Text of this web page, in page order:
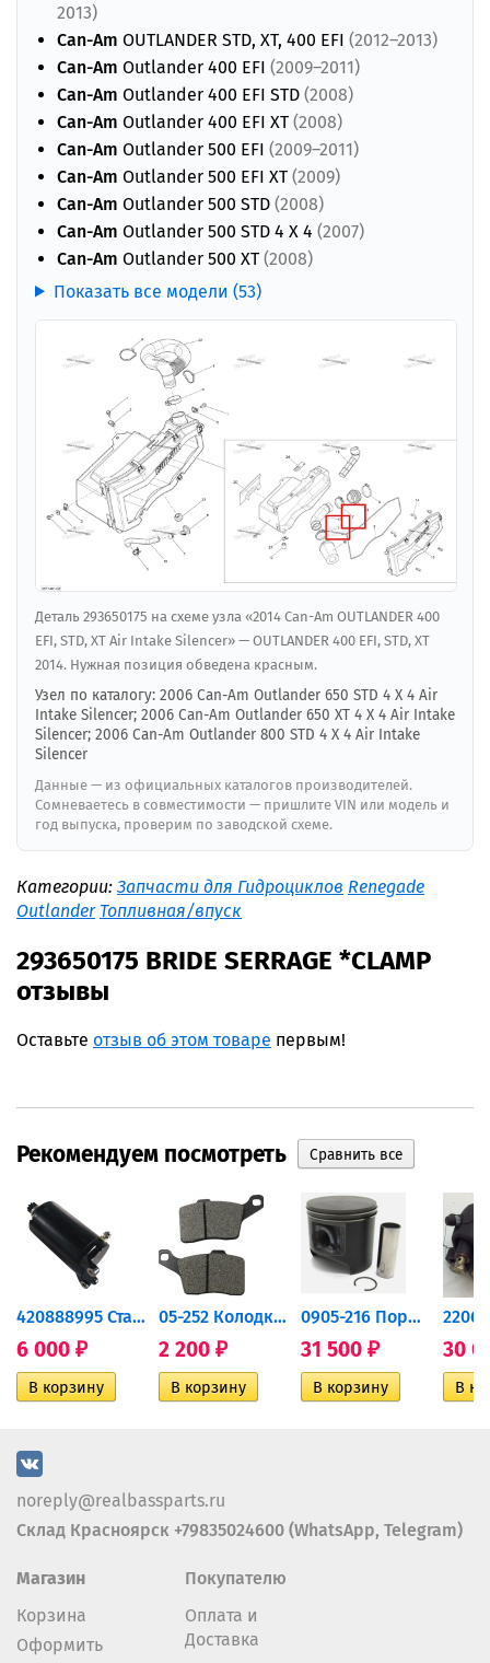
2013)
Can-Am OUTLANDER STD, XT, 400 EFI (2012–2013)
Can-Am Outlander 400 EFI (2009–2011)
Can-Am Outlander 400 EFI STD (2008)
Can-Am Outlander 400 EFI XT (2008)
Can-Am Outlander 500 EFI (2009–2011)
Can-Am Outlander 500 EFI XT (2009)
Can-Am Outlander 500 STD (2008)
Can-Am Outlander 500 STD 4 X 4 (2007)
Can-Am Outlander 500 XT (2008)
Показать все модели (53)
Деталь 293650175 на схеме узла «2014 Can-Am OUTLANDER 400
EFI, STD, XT Air Intake Silencer» — OUTLANDER 400 EFI, STD, XT
2014. Нужная позиция обведена красным.
Узел по каталогу: 2006 Can-Am Outlander 650 STD 4 X 4 Air
Intake Silencer; 2006 Can-Am Outlander 650 XT 4 X 4 Air Intake
Silencer; 2006 Can-Am Outlander 800 STD 4 X 4 Air Intake
Silencer
Данные — из официальных каталогов производителей.
Сомневаетесь в совместимости — пришлите VIN или модель и
год выпуска, проверим по заводской схеме.
Категории: Запчасти для Гидроциклов Renegade
Outlander Топливная/впуск
293650175 BRIDE SERRAGE *CLAMP
отзывы
Оставьте отзыв об этом товаре первым!
Рекомендуем посмотреть
420888995 Стартер для...
6 000 ₽
05-252 Колодки тормозные...
2 200 ₽
0905-216 Поршень Arctic Cat...
31 500 ₽ 30
noreply@realbassparts.ru
Склад Красноярск +79835024600 (WhatsApp, Telegram)
Магазин
Корзина
Оформить
Покупателю
Оплата и
Доставка